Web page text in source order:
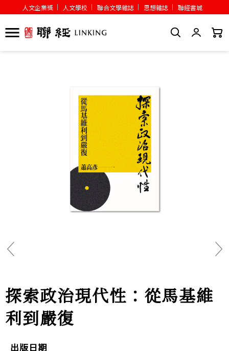
人文企業獎 人文學校 聯合文學雜誌 思想雜誌 聯經書城
探索政治現代性：從馬基維
利到嚴復
出版日期